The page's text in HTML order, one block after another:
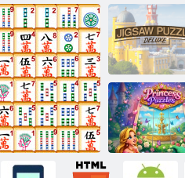
Puzzle Deluxe